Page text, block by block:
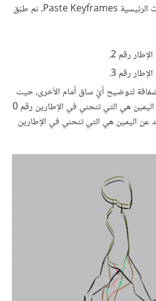
اضغط على خيار لصق الإطارات الرئيسية Paste Keyframes، ثم طبّق
لتوضيح أيّ ساق أمام الأخرى، حيث
لدينا الساق الأقرب إلى اليمين هي التي تنحني في الإطارين رقم 0
عن اليمين هي التي تنحني في الإطارين